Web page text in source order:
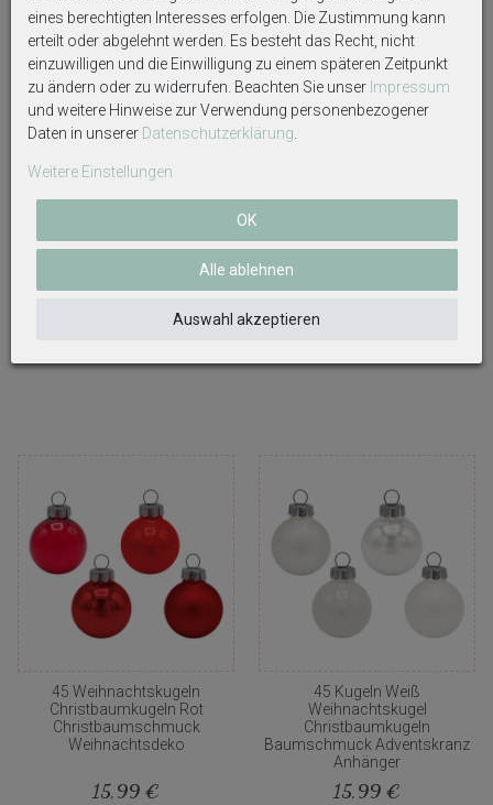
12 Zuckerstangen
Christbaumschmuck
Baumschmuck Weihnachten
Weihnachtsdeko
45 Weihnachtskugeln
Christbaumkugeln Creme Gold
Christbaumschmuck
45 Weihnachtskugeln
Christbaumkugeln Rot
Christbaumschmuck
Weihnachtsdeko
15,99 €
45 Kugeln Weiß
Weihnachtskugel
Christbaumkugeln
Baumschmuck Adventskranz
Anhänger
15,99 €
eines berechtigten Interesses erfolgen. Die Zustimmung kann
erteilt oder abgelehnt werden. Es besteht das Recht, nicht
einzuwilligen und die Einwilligung zu einem späteren Zeitpunkt
zu ändern oder zu widerrufen. Beachten Sie unser Impressum
und weitere Hinweise zur Verwendung personenbezogener
Daten in unserer Daten­schutz­erklärung
Weitere Einstellungen
OK
Alle ablehnen
Auswahl akzeptieren